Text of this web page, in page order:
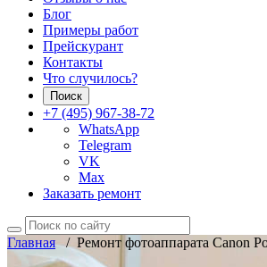
Блог
Примеры работ
Прейскурант
Контакты
Что случилось?
Поиск
+7 (495) 967-38-72
WhatsApp
Telegram
VK
Max
Заказать ремонт
Главная/ Ремонт фотоаппарата Canon